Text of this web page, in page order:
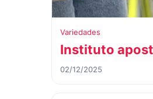
Variedades
Instituto
02/12/2025